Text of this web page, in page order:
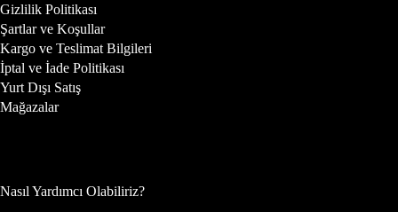
Gizlilik Politikası
Şartlar ve Koşullar
Kargo ve Teslimat Bilgileri
İptal ve İade Politikası
Yurt Dışı Satış
Mağazalar
Nasıl Yardımcı Olabiliriz?